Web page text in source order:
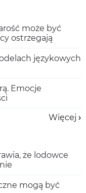
może być
ostrzegają
językowych
Emocje
Więcej
że lodowce
mogą być